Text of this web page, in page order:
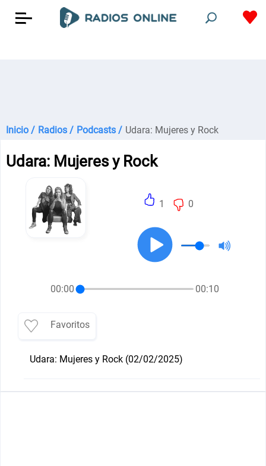
Inicio / Radios / Podcasts / Udara: Mujeres y Rock
Udara: Mujeres y Rock
1 0
00:00 00:10
Favoritos
Udara: Mujeres y Rock (02/02/2025)